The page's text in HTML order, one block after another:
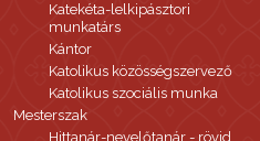
Katekéta-lelkipásztori
munkatárs
Kántor
Katolikus közösségszervező
Katolikus szociális munka
Mesterszak
Hittanár-nevelőtanár - rövid